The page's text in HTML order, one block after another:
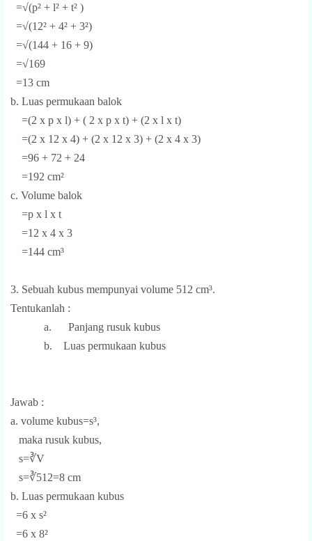
=√(p² + l² + t² )
=√(12² + 4² + 3²)
=√(144 + 16 + 9)
=√169
=13 cm
b. Luas permukaan balok
=(2 x p x l) + ( 2 x p x t) + (2 x l x t)
=(2 x 12 x 4) + (2 x 12 x 3) + (2 x 4 x 3)
=96 + 72 + 24
=192 cm²
c. Volume balok
=p x l x t
=12 x 4 x 3
=144 cm³
3. Sebuah kubus mempunyai volume 512 cm³.
Tentukanlah :
a.
Panjang rusuk kubus
b. Luas permukaan kubus
Jawab :
a. volume kubus=s³,
maka rusuk kubus,
s=∛V
s=∛512=8 cm
b. Luas permukaan kubus
=6 x s²
=6 x 8²